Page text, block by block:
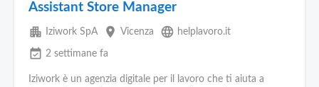
Assistant Store Manager
apartment Iziwork SpA place Vicenza language helplavoro.it
event_available 2 settimane fa
Iziwork è un agenzia digitale per il lavoro che ti aiuta a